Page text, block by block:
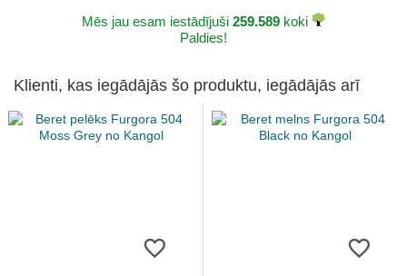
Mēs jau esam iestādījuši 259.589 koki
Paldies!
Klienti, kas iegādājās šo produktu, iegādājās arī